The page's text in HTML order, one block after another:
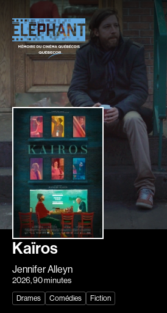
Menu
Explorer le répertoire
Entrevues
Nouvelles
À propos
Dossiers
Comment louer un film ?
Contact
About us
Explorer par
Kaïros
Jennifer Alleyn
2026, 90 minutes
Drames Comédies Fiction